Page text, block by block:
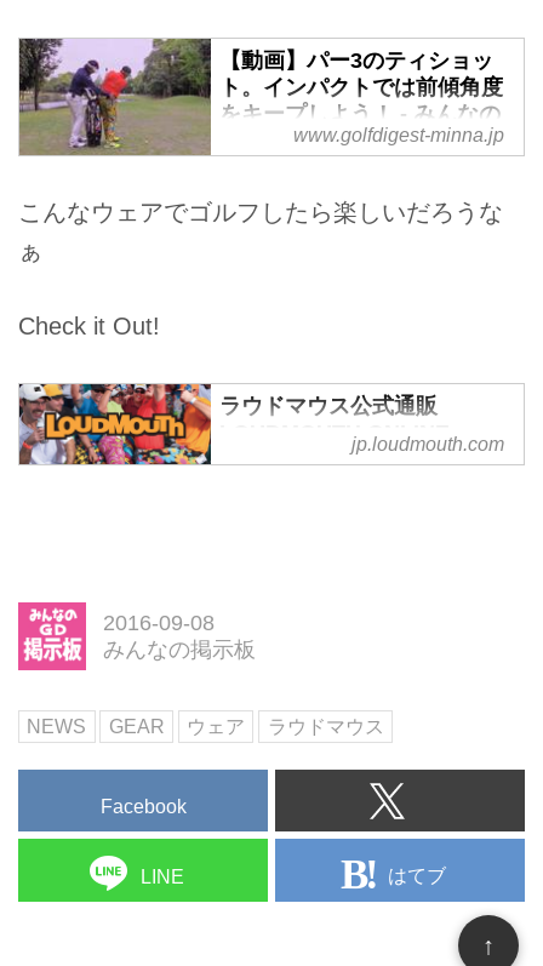
【動画】パー3のティショッ
ト。インパクトでは前傾角度
をキープしよう！ - みんなの
ゴルフダイジェスト
木村友栄の「わかりました！」
通称：キムトモ。１９７６年生ま
選手権優勝。現在は、ツアーに挑
たい...
www.golfdigest-minna.jp
こんなウェアでゴルフしたら楽しいだろうな
ぁ
Check it Out!
ラウドマウス公式通販
LOUDMOUTH ONLINE
STORE ラウドマウス オンラ
jp.loudmouth.com
2016-09-08
みんなの掲示板
NEWS GEAR ウェア ラウドマウス
Facebook
LINE はてブ
↑